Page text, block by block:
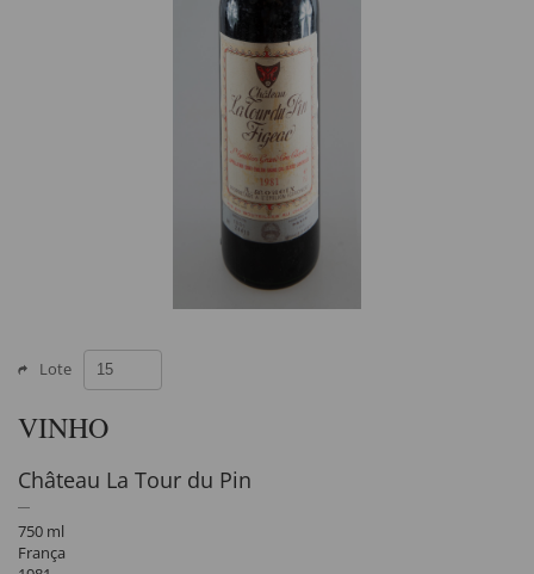
Lote
VINHO
Château La Tour du Pin
750 ml
França